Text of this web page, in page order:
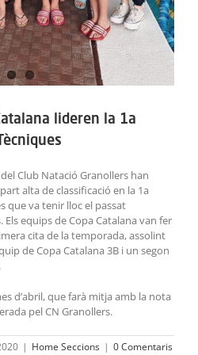
lideren la 1a
Club Natació Granollers han
alta de classificació en la 1a
que va tenir lloc el passat
equips de Copa Catalana van fer
cita de la temporada, assolint
de Copa Catalana 3B i un segon
d’abril, que farà mitja amb la nota
pel CN Granollers.
| Home Seccions | 0 Comentaris